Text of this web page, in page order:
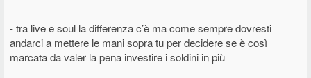
- tra live e soul la differenza c’è ma come sempre dovresti
andarci a mettere le mani sopra tu per decidere se è così
marcata da valer la pena investire i soldini in più